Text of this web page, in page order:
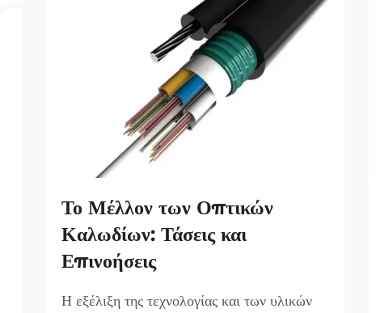
Το Μέλλον των Οπτικών
Καλωδίων: Τάσεις και
Επινοήσεις
Η εξέλιξη της τεχνολογίας και των υλικών